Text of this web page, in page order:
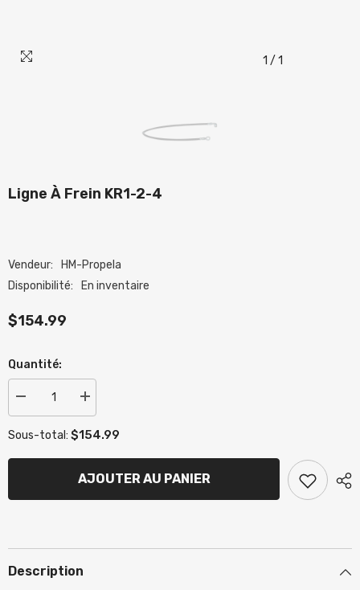
1 / 1
Ligne À Frein KR1-2-4
Vendeur:
HM-Propela
Disponibilité:
En inventaire
$154.99
Quantité:
Réduire
la
de
à
2-
Augmenter
la
de
à
frein
KR1-
2-
Sous-total: $154.99
AJOUTER AU PANIER
Description